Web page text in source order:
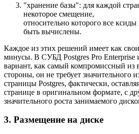
"хранение базы": для каждой
некоторое смещение,
относительно которого все
быть вычислены.
Каждое из этих решений имеет как
минусы. В СУБД Postgres Pro Enterprise
вариант, как самый компромиссный из
стороны, он не требует значительного
страницы Postgres, фактически,
странице в оригинальном формате, с
значительного роста занимаемого
3. Размещение на диске